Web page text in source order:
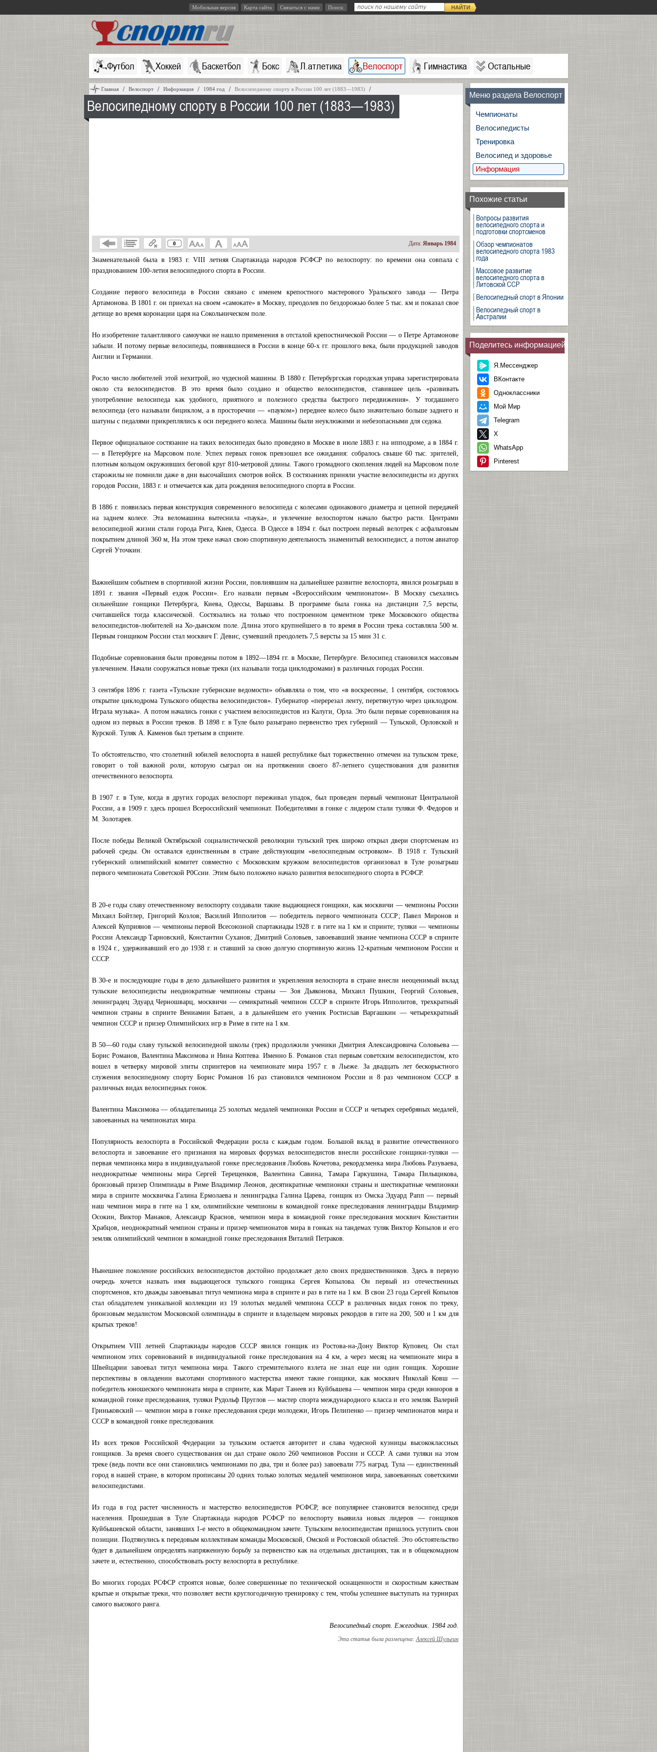
Мобильная версия Карта сайта Связаться с нами Поиск: НАЙТИ
Футбол Хоккей Баскетбол Бокс Л.атлетика Велоспорт Гимнастика Остальные
Главная Велоспорт Информация 1984 год Велосипедному спорту в России 100 лет (1883—1983)
Велосипедному спорту в России 100 лет (1883—1983)
0 Дата: Январь 1984
Знаменательной была в 1983 г. VIII летняя Спартакиада народов РСФСР по велоспорту: по времени она совпала с
празднованием 100-летия велосипедного спорта в России.
Создание первого велосипеда в России связано с именем крепостного мастерового Уральского завода — Петра
Артамонова. В 1801 г. он приехал на своем «самокате» в Москву, преодолев по бездорожью более 5 тыс. км и показал свое
детище во время коронации царя на Сокольническом поле.
Но изобретение талантливого самоучки не нашло применения в отсталой крепостнической России — о Петре Артамонове
забыли. И потому первые велосипеды, появившиеся в России в конце 60-х гг. прошлого века, были продукцией заводов
Англии и Германии.
Росло число любителей этой нехитрой, но чудесной машины. В 1880 г. Петербургская городская управа зарегистрировала
около ста велосипедистов. В это время было создано и общество велосипедистов, ставившее цель «развивать
употребление велосипеда как удобного, приятного и полезного средства быстрого передвижения». У тогдашнего
велосипеда (его называли бициклом, а в просторечии — «пауком») переднее колесо было значительно больше заднего и
шатуны с педалями прикреплялись к оси переднего колеса. Машины были неуклюжими и небезопасными для седока.
Первое официальное состязание на таких велосипедах было проведено в Москве в июле 1883 г. на ипподроме, а в 1884 г.
— в Петербурге на Марсовом поле. Успех первых гонок превзошел все ожидания: собралось свыше 60 тыс. зрителей,
плотным кольцом окруживших беговой круг 810-метровой длины. Такого громадного скопления людей на Марсовом поле
старожилы не помнили даже в дни высочайших смотров войск. В состязаниях приняли участие велосипедисты из других
городов России, 1883 г. и отмечается как дата рождения велосипедного спорта в России.
В 1886 г. появилась первая конструкция современного велосипеда с колесами одинакового диаметра и цепной передачей
на заднем колесе. Эта веломашина вытеснила «паука», и увлечение велоспортом начало быстро расти. Центрами
велосипедной жизни стали города Рига, Киев, Одесса. В Одессе в 1894 г. был построен первый велотрек с асфальтовым
покрытием длиной 360 м, На этом треке начал свою спортивную деятельность знаменитый велосипедист, а потом авиатор
Сергей Уточкин.
Важнейшим событием в спортивной жизни России, повлиявшим на дальнейшее развитие велоспорта, явился розыгрыш в
1891 г. звания «Первый ездок России». Его назвали первым «Всероссийским чемпионатом». В Москву съехались
сильнейшие гонщики Петербурга, Киева, Одессы, Варшавы. В программе была гонка на дистанции 7,5 версты,
считавшейся тогда классической. Состязались на только что построенном цементном треке Московского общества
велосипедистов-любителей на Хо-дынском поле. Длина этого крупнейшего в то время в России трека составляла 500 м.
Первым гонщиком России стал москвич Г. Девис, сумевший преодолеть 7,5 версты за 15 мин 31 с.
Подобные соревнования были проведены потом в 1892—1894 гг. в Москве, Петербурге. Велосипед становился массовым
увлечением. Начали сооружаться новые треки (их называли тогда циклодромами) в различных городах России.
3 сентября 1896 г. газета «Тульские губернские ведомости» объявляла о том, что «в воскресенье, 1 сентября, состоялось
открытие циклодрома Тульского общества велосипедистов». Губернатор «перерезал ленту, перетянутую через циклодром.
Играла музыка». А потом начались гонки с участием велосипедистов из Калуги, Орла. Это были первые соревнования на
одном из первых в России треков. В 1898 г. в Туле было разыграно первенство трех губерний — Тульской, Орловской и
Курской. Туляк А. Каменов был третьим в спринте.
То обстоятельство, что столетний юбилей велоспорта в нашей республике был торжественно отмечен на тульском треке,
говорит о той важной роли, которую сыграл он на протяжении своего 87-летнего существования для развития
отечественного велоспорта.
В 1907 г. в Туле, когда в других городах велоспорт переживал упадок, был проведен первый чемпионат Центральной
России, а в 1909 г. здесь прошел Всероссийский чемпионат. Победителями в гонке с лидером стали туляки Ф. Федоров и
М. Золотарев.
После победы Великой Октябрьской социалистической революции тульский трек широко открыл двери спортсменам из
рабочей среды. Он оставался единственным в стране действующим «велосипедным островком». В 1918 г. Тульский
губернский олимпийский комитет совместно с Московским кружком велосипедистов организовал в Туле розыгрыш
первого чемпионата Советской Р0Ссии. Этим было положено начало развития велосипедного спорта в РСФСР.
В 20-е годы славу отечественному велоспорту создавали такие выдающиеся гонщики, как москвичи — чемпионы России
Михаил Бойтлер, Григорий Козлов; Василий Ипполитов — победитель первого чемпионата СССР; Павел Миронов и
Алексей Куприянов — чемпионы первой Всесоюзной спартакиады 1928 г. в гите на 1 км и спринте; туляки — чемпионы
России Александр Тарновский, Константин Суханов; Дмитрий Соловьев, завоевавший звание чемпиона СССР в спринте
в 1924 г., удерживавший его до 1938 г. и ставший за свою долгую спортивную жизнь 12-кратным чемпионом России и
СССР.
В 30-е и последующие годы в дело дальнейшего развития и укрепления велоспорта в стране внесли неоценимый вклад
тульские велосипедисты неоднократные чемпионы страны — Зоя Дьяконова, Михаил Пушкин, Георгий Соловьев,
ленинградец Эдуард Черношварц, москвичи — семикратный чемпион СССР в спринте Игорь Ипполитов, трехкратный
чемпион страны в спринте Вениамин Батаен, а в дальнейшем его ученик Ростислав Варгашкин — четырехкратный
чемпион СССР и призер Олимпийских игр в Риме в гите на 1 км.
В 50—60 годы славу тульской велосипедной школы (трек) продолжили ученики Дмитрия Александровича Соловьева —
Борис Романов, Валентина Максимова и Нина Коптева. Именно Б. Романов стал первым советским велосипедистом, кто
вошел в четверку мировой элиты спринтеров на чемпионате мира 1957 г. в Льеже. За двадцать лет бескорыстного
служения велосипедному спорту Борис Романов 16 раз становился чемпионом России и 8 раз чемпионом СССР в
различных видах велосипедных гонок.
Валентина Максимова — обладательница 25 золотых медалей чемпионки России и СССР и четырех серебряных медалей,
завоеванных на чемпионатах мира.
Популярность велоспорта в Российской Федерации росла с каждым годом. Большой вклад в развитие отечественного
велоспорта и завоевание его признания на мировых форумах велосипедистов внесли российские гонщики-туляки —
первая чемпионка мира в индивидуальной гонке преследования Любовь Кочетова, рекордсменка мира Любовь Разуваева,
неоднократные чемпионы мира Сергей Терещенков, Валентина Савина, Тамара Гаркушина, Тамара Пилыцикова,
бронзовый призер Олимпиады в Риме Владимир Леонов, десятикратные чемпионки страны и шестикратные чемпионки
мира в спринте москвичка Галина Ермолаева и ленинградка Галина Царева, гонщик из Омска Эдуард Рапп — первый
наш чемпион мира в гите на 1 км, олимпийские чемпионы в командной гонке преследования ленинградцы Владимир
Осокин, Виктор Манаков, Александр Краснов, чемпион мира в командной гонке преследования москвич Константин
Храбцов, неоднократный чемпион страны и призер чемпионатов мира в гонках на тандемах туляк Виктор Копылов и его
земляк олимпийский чемпион в командной гонке преследования Виталий Петраков.
Нынешнее поколение российских велосипедистов достойно продолжает дело своих предшественников. Здесь в первую
очередь хочется назвать имя выдающегося тульского гонщика Сергея Копылова. Он первый из отечественных
спортсменов, кто дважды завоевывал титул чемпиона мира в спринте и раз в гите на 1 км. В свои 23 года Сергей Копылов
стал обладателем уникальной коллекции из 19 золотых медалей чемпиона СССР в различных видах гонок по треку,
бронзовым медалистом Московской олимпиады в спринте и владельцем мировых рекордов в гите на 200, 500 и 1 км для
крытых треков!
Открытием VIII летней Спартакиады народов СССР явился гонщик из Ростова-на-Дону Виктор Куповец. Он стал
чемпионом этих соревнований в индивидуальной гонке преследования на 4 км, а через месяц на чемпионате мира в
Швейцарии завоевал титул чемпиона мира. Такого стремительного взлета не знал еще ни один гонщик. Хорошие
перспективы в овладении высотами спортивного мастерства имеют такие гонщики, как москвич Николай Ковш —
победитель юношеского чемпионата мира в спринте, как Марат Танеев из Куйбышева — чемпион мира среди юниоров в
командной гонке преследования, туляки Рудольф Пруглов — мастер спорта международного класса и его земляк Валерий
Гриньковский — чемпион мира в гонке преследования среди молодежи, Игорь Пелипенко — призер чемпионатов мира и
СССР в командной гонке преследования.
Из всех треков Российской Федерации за тульским остается авторитет и слава чудесной кузницы высококлассных
гонщиков. За время своего существования он дал стране около 260 чемпионов России и СССР. А сами туляки на этом
треке (ведь почти все они становились чемпионами по два, три и более раз) завоевали 775 наград. Тула — единственный
город в нашей стране, в котором прописаны 20 одних только золотых медалей чемпионов мира, завоеванных советскими
велосипедистами.
Из года в год растет численность и мастерство велосипедистов РСФСР, все популярнее становится велосипед среди
населения. Прошедшая в Туле Спартакиада народов РСФСР по велоспорту выявила новых лидеров — гонщиков
Куйбышевской области, занявших 1-е место в общекомандном зачете. Тульским велосипедистам пришлось уступить свои
позиции. Подтянулись к передовым коллективам команды Московской, Омской и Ростовской областей. Это обстоятельство
будет в дальнейшем определять напряженную борьбу за первенство как на отдельных дистанциях, так и в общекомадном
зачете и, естественно, способствовать росту велоспорта в республике.
Во многих городах РСФСР строятся новые, более совершенные по технической оснащенности и скоростным качествам
крытые и открытые треки, что позволяет вести круглогодичную тренировку с тем, чтобы успешнее выступать на турнирах
самого высокого ранга.
Велосипедный спорт. Ежегодник. 1984 год.
Эта статья была размещена:Алексей Шульгин
Меню раздела Велоспорт
Чемпионаты
Велосипедисты
Тренировка
Велосипед и здоровье
Информация
Похожие статьи
Вопросы развития
велосипедного спорта и
подготовки спортсменов
Обзор чемпионатов
велосипедного спорта 1983
года
Массовое развитие
велосипедного спорта в
Литовской ССР
Велосипедный спорт в Японии
Велосипедный спорт в
Австралии
Поделитесь информацией
Я.Мессенджер
ВКонтакте
Одноклассники
Мой Мир
Telegram
X
WhatsApp
Pinterest